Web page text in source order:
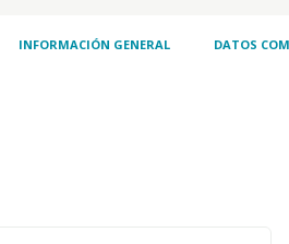
INFORMACIÓN GENERAL DATOS